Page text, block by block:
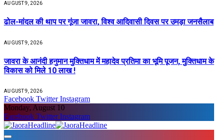
AUGUST 9, 2026
ढोल-मांदल की थाप पर गूंजा जावरा, विश्व आदिवासी दिवस पर उमड़ा जनसैलाब
AUGUST 9, 2026
जावरा के आनंदी हनुमान मुक्तिधाम में महादेव प्रतिमा का भूमि पूजन, मुक्तिधाम के
विकास को मिले 10 लाख !
AUGUST 9, 2026
Facebook Twitter Instagram
Monday, August 10
Facebook Twitter Instagram